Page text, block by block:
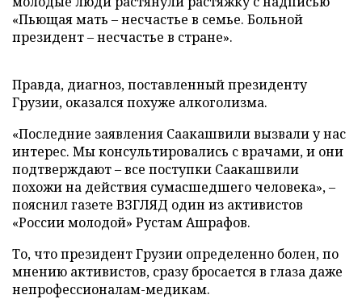
«Пьющая мать – несчастье в семье. Больной
президент – несчастье в стране».
Правда, диагноз, поставленный президенту
Грузии, оказался похуже алкоголизма.
«Последние заявления Саакашвили вызвали у нас
интерес. Мы консультировались с врачами, и они
подтверждают – все поступки Саакашвили
похожи на действия сумасшедшего человека», –
пояснил газете ВЗГЛЯД один из активистов
«России молодой» Рустам Ашрафов.
То, что президент Грузии определенно болен, по
мнению активистов, сразу бросается в глаза даже
непрофессионалам-медикам.